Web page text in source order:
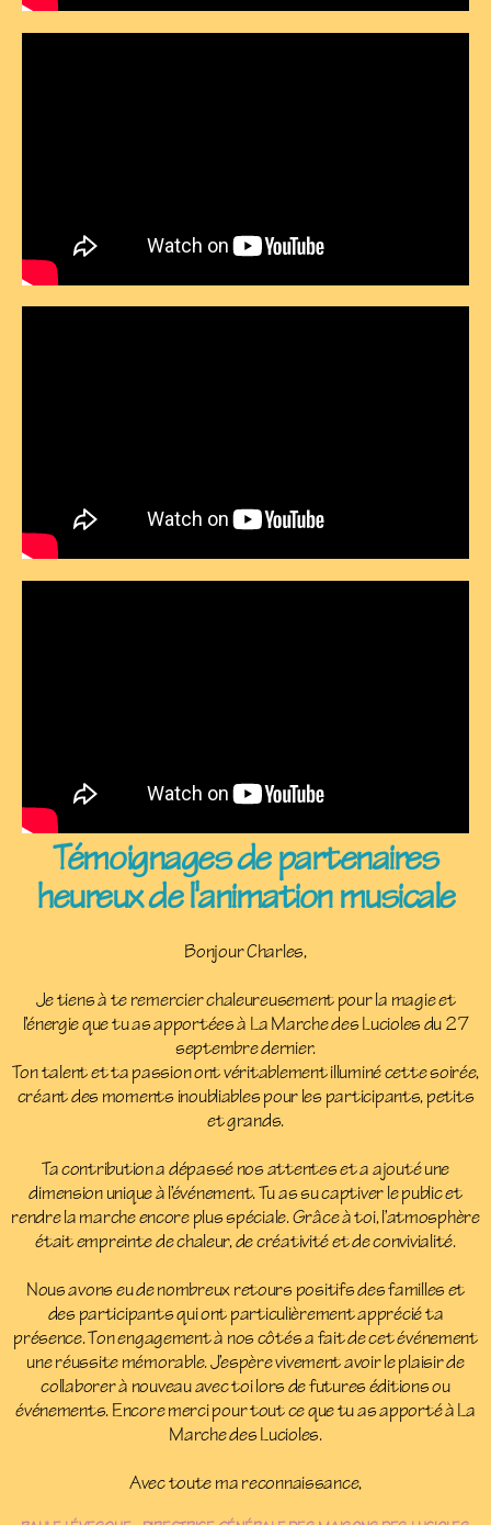
Témoignages de partenaires
heureux de l'animation musicale
Bonjour Charles,
Je tiens à te remercier chaleureusement pour la magie et
l’énergie que tu as apportées à La Marche des Lucioles du 27
septembre dernier.
Ton talent et ta passion ont véritablement illuminé cette soirée,
créant des moments inoubliables pour les participants, petits
et grands.
Ta contribution a dépassé nos attentes et a ajouté une
dimension unique à l’événement. Tu as su captiver le public et
rendre la marche encore plus spéciale. Grâce à toi, l’atmosphère
était empreinte de chaleur, de créativité et de convivialité.
Nous avons eu de nombreux retours positifs des familles et
des participants qui ont particulièrement apprécié ta
présence. Ton engagement à nos côtés a fait de cet événement
une réussite mémorable. J’espère vivement avoir le plaisir de
collaborer à nouveau avec toi lors de futures éditions ou
événements. Encore merci pour tout ce que tu as apporté à La
Marche des Lucioles.
Avec toute ma reconnaissance,